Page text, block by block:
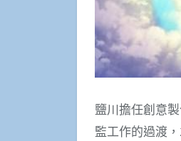
鹽川擔任創意
監工作的過渡